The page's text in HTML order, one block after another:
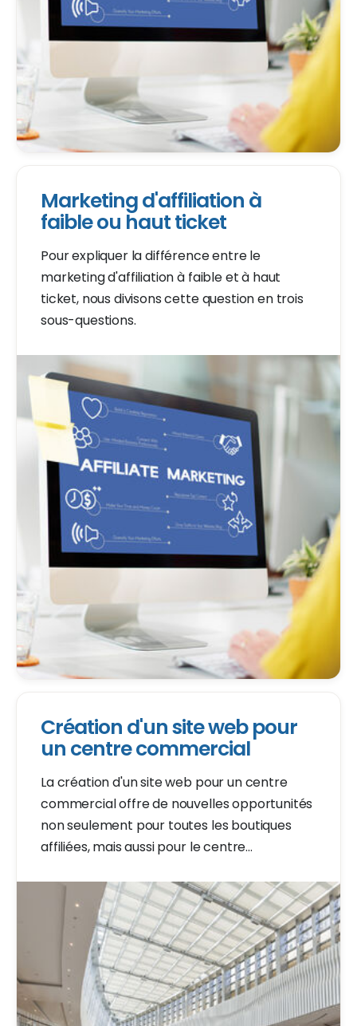
Marketing d'affiliation à
faible ou haut ticket
Pour expliquer la différence entre le
marketing d'affiliation à faible et à haut
ticket, nous divisons cette question en trois
sous-questions.
Création d'un site web pour
un centre commercial
La création d'un site web pour un centre
commercial offre de nouvelles opportunités
non seulement pour toutes les boutiques
affiliées, mais aussi pour le centre